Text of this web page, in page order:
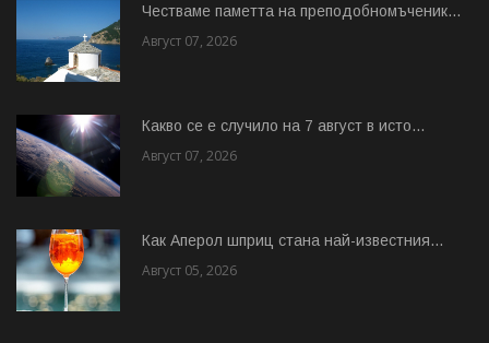
Честваме паметта на преподобномъченик...
Август 07, 2026
Какво се е случило на 7 август в исто...
Август 07, 2026
Как Аперол шприц стана най-известния...
Август 05, 2026